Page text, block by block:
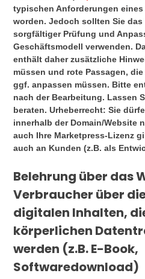
typischen Anforderungen
worden. Jedoch sollten Sie
sorgfältiger Prüfung und
Geschäftsmodell verwenden.
enthält daher zusätzliche
müssen und rote Passagen,
ggf. anpassen müssen. Bitte
nach der Bearbeitung. Lassen
beraten. Urheberrecht: Sie
innerhalb der Domain/Website
auch Ihre Marketpress-Lizenz
auch an Kunden (z.B. als
Belehrung über das
Verbraucher über
digitalen Inhalten,
körperlichen
werden (z.B. E-Book,
Softwaredownload)